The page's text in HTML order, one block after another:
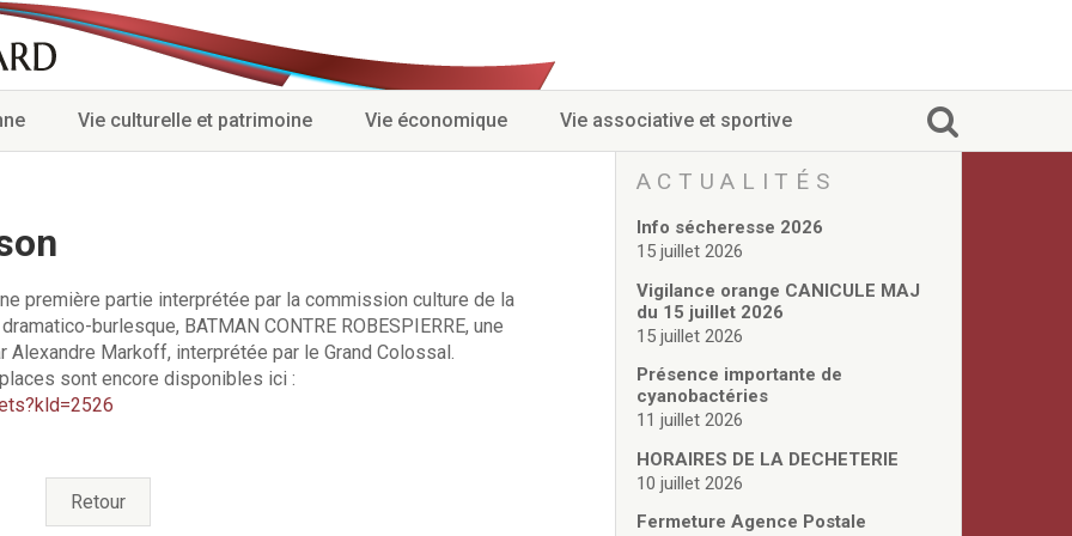
Vie culturelle et patrimoine Vie économique Vie associative et sportive
première partie interprétée par la commission culture de la
burlesque, BATMAN CONTRE ROBESPIERRE, une
Markoff, interprétée par le Grand Colossal.
sont encore disponibles ici :
Retour
ACTUALITÉS
Info sécheresse 2026
15 juillet 2026
Vigilance orange CANICULE MAJ
du 15 juillet 2026
15 juillet 2026
Présence importante de
cyanobactéries
11 juillet 2026
HORAIRES DE LA DECHETERIE
10 juillet 2026
Fermeture Agence Postale